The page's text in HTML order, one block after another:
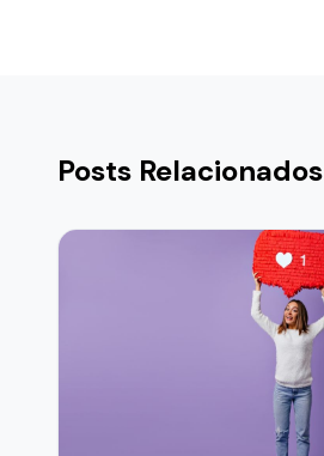
Posts Relacionados